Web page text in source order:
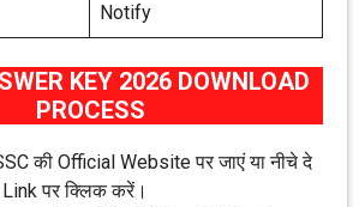
Notify
KEY 2026 DOWNLOAD
PROCESS
की Official Website पर जाएं या नीचे दे
पर क्लिक करें।